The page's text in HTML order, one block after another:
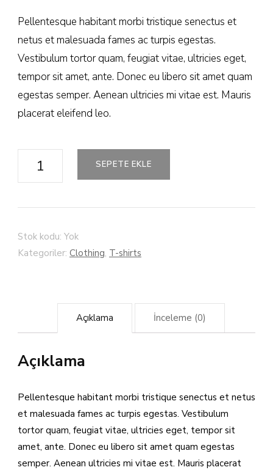
Pellentesque habitant morbi tristique senectus et
netus et malesuada fames ac turpis egestas.
Vestibulum tortor quam, feugiat vitae, ultricies eget,
tempor sit amet, ante. Donec eu libero sit amet quam
egestas semper. Aenean ultricies mi vitae est. Mauris
placerat eleifend leo.
Your
adet
SEPETE EKLE
Stok kodu: Yok
Kategoriler: Clothing, T-shirts
Açıklama İnceleme (0)
Açıklama
Pellentesque habitant morbi tristique senectus et netus
et malesuada fames ac turpis egestas. Vestibulum
tortor quam, feugiat vitae, ultricies eget, tempor sit
amet, ante. Donec eu libero sit amet quam egestas
semper. Aenean ultricies mi vitae est. Mauris placerat